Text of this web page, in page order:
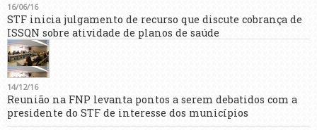
16/06/16
STF inicia julgamento de recurso que discute cobrança de
ISSQN sobre atividade de planos de saúde
14/12/16
Reunião na FNP levanta pontos a serem debatidos com a
presidente do STF de interesse dos municípios